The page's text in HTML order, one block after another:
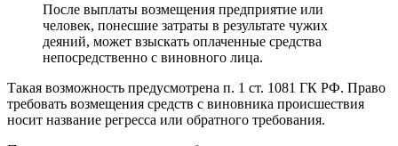
После выплаты возмещения предприятие или
человек, понесшие затраты в результате чужих
деяний, может взыскать оплаченные средства
непосредственно с виновного лица.
Такая возможность предусмотрена п. 1 ст. 1081 ГК РФ. Право
требовать возмещения средств с виновника происшествия
носит название регресса или обратного требования.